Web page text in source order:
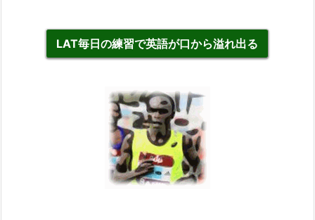
LAT毎日の練習で英語が口から溢れ出る